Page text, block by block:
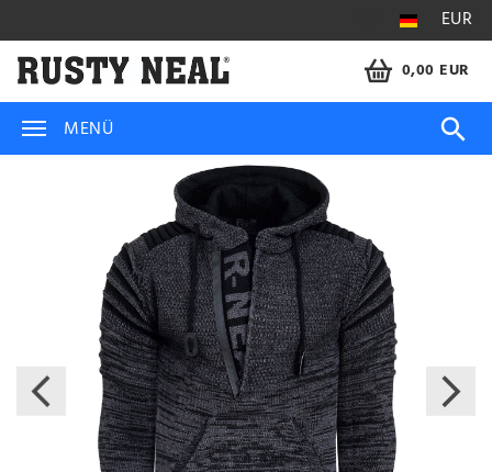
EUR
0,00 EUR
MENÜ